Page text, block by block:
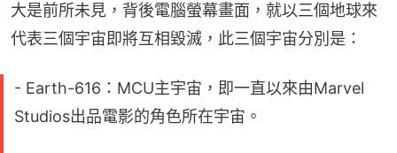
大是前所未見，背後電腦螢幕畫面，就以三個地球來
代表三個宇宙即將互相毀滅，此三個宇宙分別是：
- Earth-616：MCU主宇宙，即一直以來由Marvel
Studios出品電影的角色所在宇宙。